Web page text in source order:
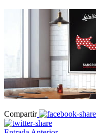
Compartir